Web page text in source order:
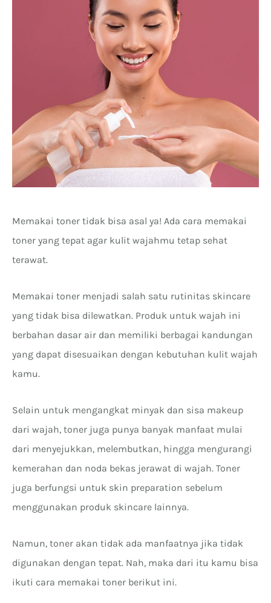
Memakai toner tidak bisa asal ya! Ada cara memakai
toner yang tepat agar kulit wajahmu tetap sehat
terawat.
Memakai toner menjadi salah satu rutinitas skincare
yang tidak bisa dilewatkan. Produk untuk wajah ini
berbahan dasar air dan memiliki berbagai kandungan
yang dapat disesuaikan dengan kebutuhan kulit wajah
kamu.
Selain untuk mengangkat minyak dan sisa makeup
dari wajah, toner juga punya banyak manfaat mulai
dari menyejukkan, melembutkan, hingga mengurangi
kemerahan dan noda bekas jerawat di wajah. Toner
juga berfungsi untuk skin preparation sebelum
menggunakan produk skincare lainnya.
Namun, toner akan tidak ada manfaatnya jika tidak
digunakan dengan tepat. Nah, maka dari itu kamu bisa
ikuti cara memakai toner berikut ini.